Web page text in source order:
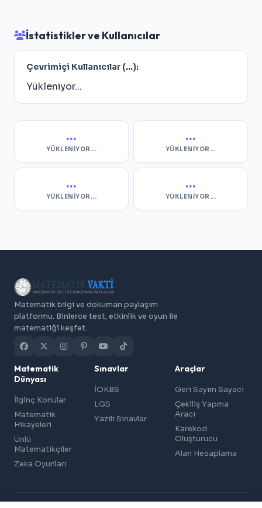
İstatistikler ve Kullanıcılar
Çevrimiçi Kullanıcılar (...):
Yükleniyor...
...
YÜKLENIYOR...
...
YÜKLENIYOR...
...
YÜKLENIYOR...
...
YÜKLENIYOR...
Matematik bilgi ve doküman paylaşım
platformu. Binlerce test, etkinlik ve oyun ile
matematiği keşfet.
Matematik
Dünyası
İlginç Konular
Matematik
Hikayeleri
Ünlü
Matematikçiler
Zeka Oyunları
Sınavlar
İOKBS
LGS
Yazılı Sınavlar
Araçlar
Geri Sayım Sayacı
Çekiliş Yapma
Aracı
Karekod
Oluşturucu
Alan Hesaplama